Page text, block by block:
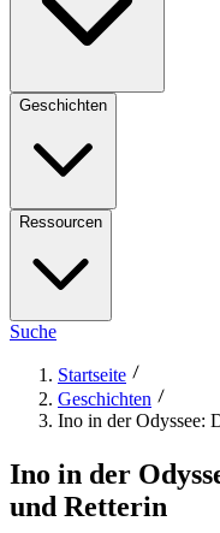
Geschichten
Ressourcen
Suche
Startseite
Geschichten
Ino in der Odyssee:
Ino in der
und Retterin